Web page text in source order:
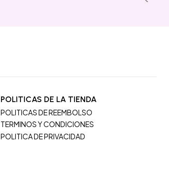
POLITICAS DE LA TIENDA
POLITICAS DE REEMBOLSO
TERMINOS Y CONDICIONES
POLITICA DE PRIVACIDAD